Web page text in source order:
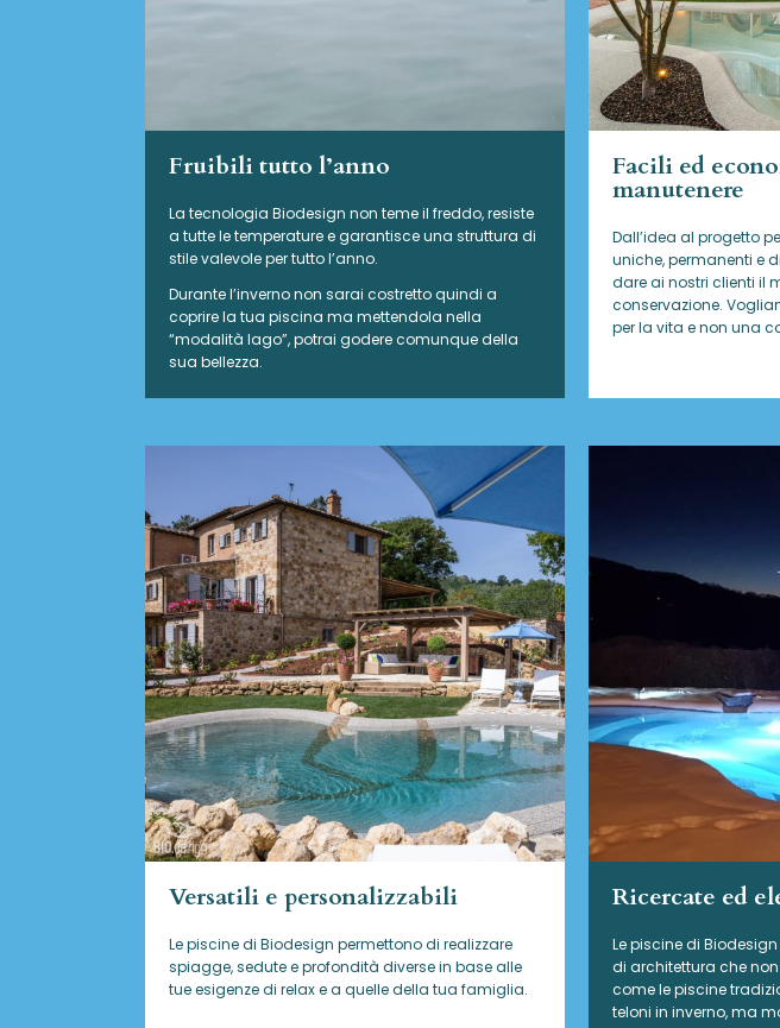
Fruibili tutto l’anno
La tecnologia Biodesign non teme il freddo, resiste
a tutte le temperature e garantisce una struttura di
stile valevole per tutto l’anno.
Durante l’inverno non sarai costretto quindi a
coprire la tua piscina ma mettendola nella
“modalità lago”, potrai godere comunque della
sua bellezza.
Facili ed
manutenere
Dall’idea al progetto
uniche, permanenti e
dare ai nostri clienti il
conservazione.
per la vita e non una
Versatili e personalizzabili
Le piscine di Biodesign permettono di realizzare
spiagge, sedute e profondità diverse in base alle
tue esigenze di relax e a quelle della tua famiglia.
Ricercate ed
Le piscine di
di architettura che
come le piscine
teloni in inverno, ma